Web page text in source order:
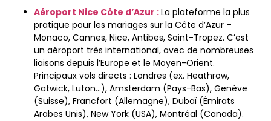
Aéroport Nice Côte d’Azur :La plateforme la plus
pratique pour les mariages sur la Côte d’Azur –
Monaco, Cannes, Nice, Antibes, Saint-Tropez. C’est
un aéroport très international, avec de nombreuses
liaisons depuis l’Europe et le Moyen-Orient.
Principaux vols directs : Londres (ex. Heathrow,
Gatwick, Luton…), Amsterdam (Pays-Bas), Genève
(Suisse), Francfort (Allemagne), Dubaï (Émirats
Arabes Unis), New York (USA), Montréal (Canada).